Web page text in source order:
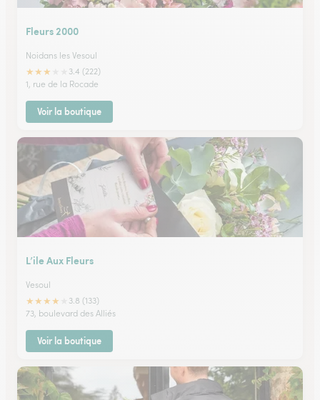
Fleurs 2000
Noidans les Vesoul
★★★
3.4 (222)
1, rue de la Rocade
Voir la boutique
L’ile Aux Fleurs
Vesoul
★★★★
3.8 (133)
73, boulevard des Alliés
Voir la boutique